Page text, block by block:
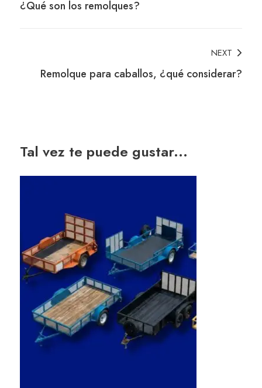
¿Qué son los remolques?
NEXT
Remolque para caballos, ¿qué considerar?
Tal vez te puede gustar...